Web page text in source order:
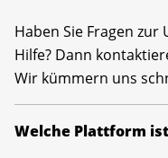
Haben Sie Fragen
Hilfe? Dann
Wir kümmern uns
Welche Plattform